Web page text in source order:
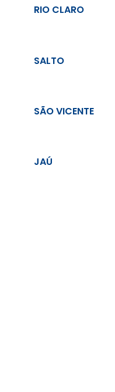
RIO CLARO
SALTO
SÃO VICENTE
JAÚ